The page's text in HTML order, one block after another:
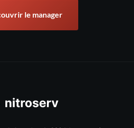
le manager